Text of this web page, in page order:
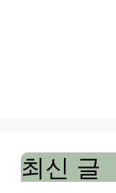
최신 글